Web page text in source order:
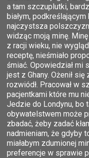
a tam szczuplutki,
białym,
najczystsza
widząc moją minę.
z racji wieku, nie
receptę, nieśmiało
śmiać. Opowiedział mi
jest z Ghany. Ożenił
rozwiódł. Pracował w
pacjentkami które mu
Jedzie do Londynu, bo
obywatelstwem może
zbadać, żeby zadać
nadmieniam, że gdyby
miałabym zdumionej
preferencje w sprawie